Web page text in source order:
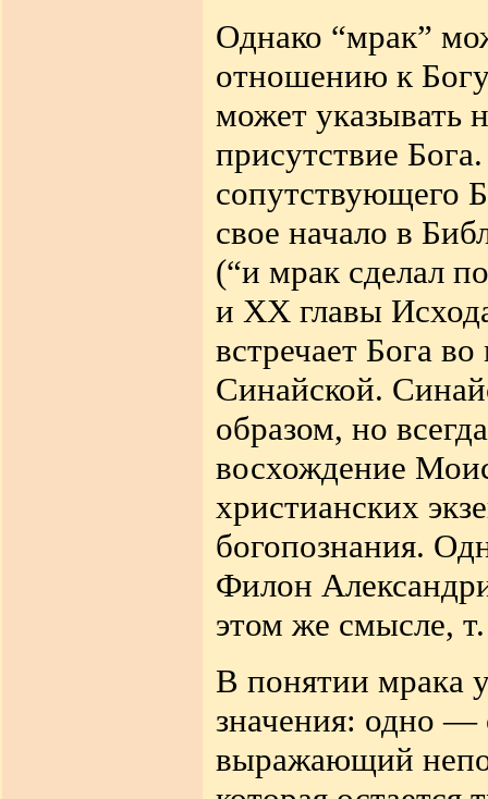
Однако “мрак”
отношению к
может указывать
присутствие
сопутствующего
свое начало в
(“и мрак сделал
и XX главы
встречает Бога
Синайской.
образом, но
восхождение
христианских
богопознания.
Филон
этом же смысле,
В понятии мрака
значения: одно —
выражающий